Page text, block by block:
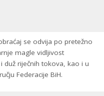
se odvija po pretežno
magle vidljivost
duž riječnih tokova, kao i u
Federacije BiH.